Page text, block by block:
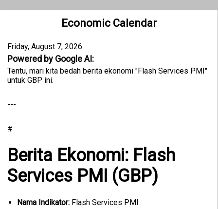
Economic Calendar
Friday, August 7, 2026
Powered by Google AI:
Tentu, mari kita bedah berita ekonomi "Flash Services PMI"
untuk GBP ini.
---
#
Berita Ekonomi: Flash
Services PMI (GBP)
Nama Indikator: Flash Services PMI